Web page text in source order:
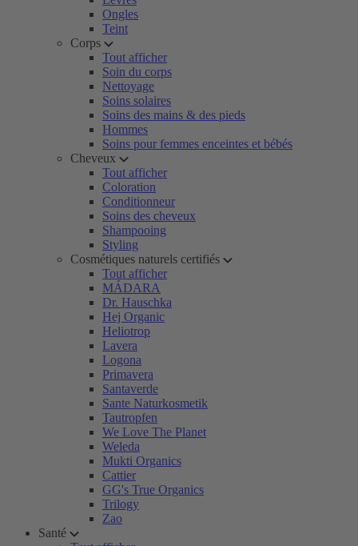
Ongles
Teint
Corps
Tout afficher
Soin du corps
Nettoyage
Soins solaires
Soins des mains & des pieds
Hommes
Soins pour femmes enceintes et bébés
Cheveux
Tout afficher
Coloration
Conditionneur
Soins des cheveux
Shampooing
Styling
Cosmétiques naturels certifiés
Tout afficher
MÁDARA
Dr. Hauschka
Hej Organic
Heliotrop
Lavera
Logona
Primavera
Santaverde
Sante Naturkosmetik
Tautropfen
We Love The Planet
Weleda
Mukti Organics
Cattier
GG's True Organics
Trilogy
Zao
Santé